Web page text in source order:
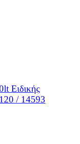
Ειδικής
/ 14593